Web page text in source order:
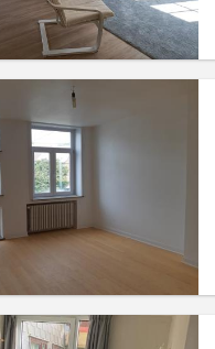
Info
Info
€
12 months
With conditions